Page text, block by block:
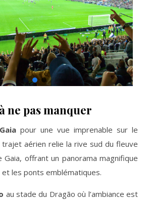
ne pas manquer
pour une vue imprenable sur le
aérien relie la rive sud du fleuve
offrant un panorama magnifique
les ponts emblématiques.
au stade du Dragão où l’ambiance est